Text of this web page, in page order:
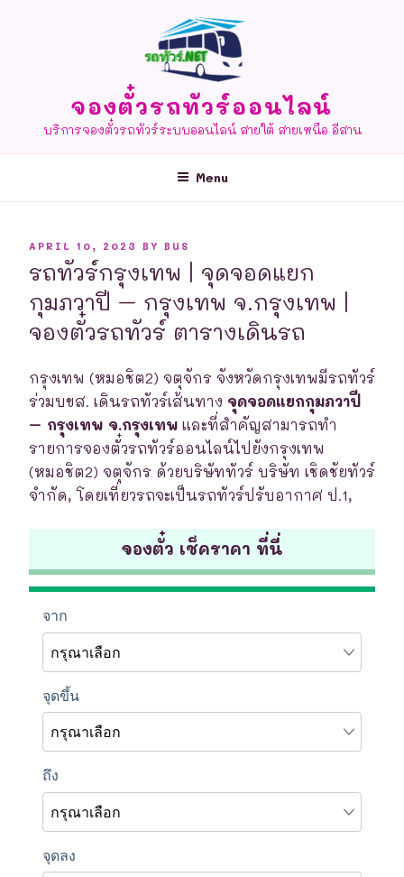
จองตั๋วรถทัวร์ออนไลน์
บริการจองตั๋วรถทัวร์ระบบออนไลน์ สายใต้ สายเหนือ อีสาน
Menu
POSTED
APRIL 10, 2023 BY BUS
รถทัวร์กรุงเทพ | จุดจอดแยก
กุมภวาปี – กรุงเทพ จ.กรุงเทพ |
จองตั๋วรถทัวร์ ตารางเดินรถ
กรุงเทพ (หมอชิต2) จตุจักร จังหวัดกรุงเทพมีรถทัวร์
ร่วมบขส. เดินรถทัวร์เส้นทาง จุดจอดแยกกุมภวาปี
– กรุงเทพ จ.กรุงเทพ และที่สำคัญสามารถทำ
รายการจองตั๋วรถทัวร์ออนไลน์ไปยังกรุงเทพ
(หมอชิต2) จตุจักร ด้วยบริษัททัวร์ บริษัท เชิดชัยทัวร์
จำกัด, โดยเที่ยวรถจะเป็นรถทัวร์ปรับอากาศ ป.1,
จองตั๋ว เช็คราคา ที่นี่